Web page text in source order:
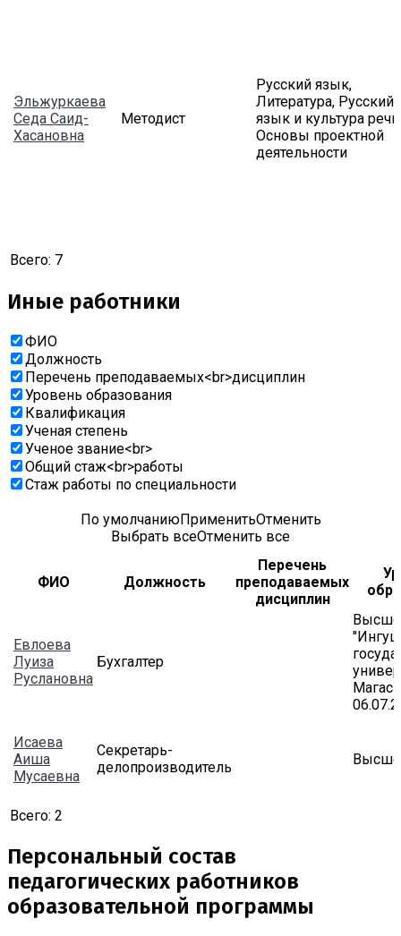
Эльжуркаева
Седа Саид-
Хасановна
Методист
Русский язык,
Литература, Русский
язык и культура речи,
Основы проектной
деятельности
Всего: 7
Иные работники
ФИО
Должность
Перечень преподаваемых<br>дисциплин
Уровень образования
Квалификация
Ученая степень
Ученое звание<br>
Общий стаж<br>работы
Cтаж работы по специальности
По умолчаниюПрименитьОтменить
Выбрать всеОтменить все
ФИО Должность
Перечень
преподаваемых
дисциплин
Евлоева
Луиза
Руслановна
Бухгалтер
Магас
Исаева
Аиша
Мусаевна
Секретарь-
делопроизводитель
Всего: 2
Персональный состав
педагогических работников
образовательной программы